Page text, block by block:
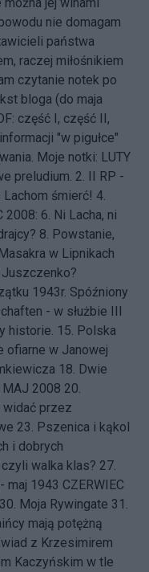
nie domagam
państwa
raczej miłośnikiem
czytanie notek po
bloga (do maja
część I, część II,
"w pigułce"
. Moje notki: LUTY
preludium. 2. II RP -
Lachom śmierć! 4.
2008: 6. Ni Lacha, ni
8. Powstanie,
w Lipnikach
Juszczenko?
1943r. Spóźniony
- w służbie III
historie. 15. Polska
ofiarne w Janowej
18. Dwie
MAJ 2008 20.
widać przez
23. Pszenica i kąkol
i dobrych
czyli walka klas? 27.
maj 1943 CZERWIEC
30. Moja Rywingate 31.
mają potężną
z Krzesimirem
Kaczyńskim w tle